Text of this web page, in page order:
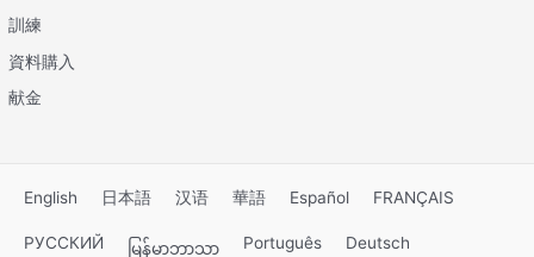
訓練
資料購入
献金
English 日本語 汉语 華語 Español FRANÇAIS
РУССКИЙ မြန်မာဘာသာ Português Deutsch